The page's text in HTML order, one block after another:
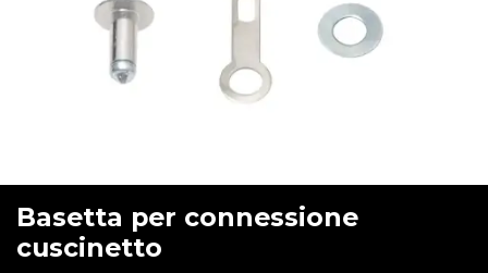
Basetta per connessione
cuscinetto